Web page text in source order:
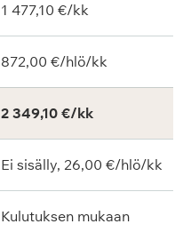
1 477,10 €/kk
872,00 €/hlö/kk
2 349,10 €/kk
Ei sisälly, 26,00 €/hlö/kk
Kulutuksen mukaan